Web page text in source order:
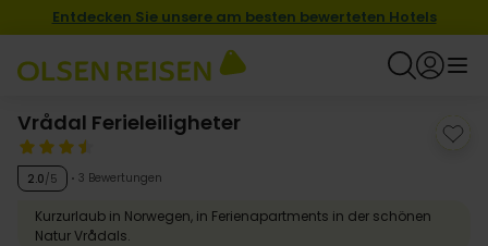
Entdecken Sie unsere am besten bewerteten Hotels
Vrådal Ferieleiligheter
2.0/5 3 Bewertungen
Kurzurlaub in Norwegen, in Ferienapartments in der schönen
Natur Vrådals.